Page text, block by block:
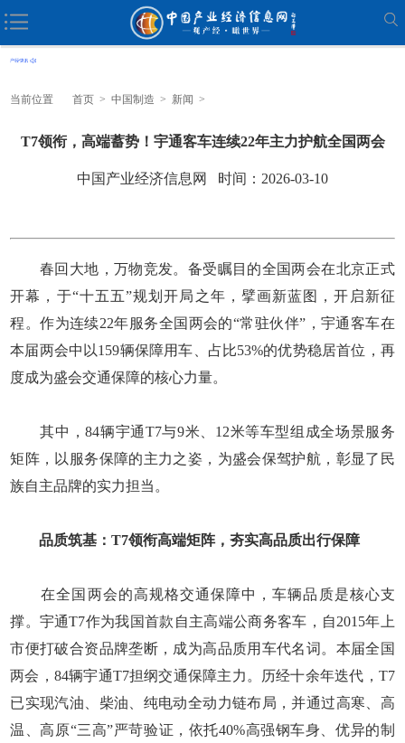
当前位置 首页 > 中国制造 > 新闻 >
T7领衔，高端蓄势！宇通客车连续22年主力护航全国两会
中国产业经济信息网 时间：2026-03-10
春回大地，万物竞发。备受瞩目的全国两会在北京正式
开幕，于“十五五”规划开局之年，擘画新蓝图，开启新征
程。作为连续22年服务全国两会的“常驻伙伴”，宇通客车在
本届两会中以159辆保障用车、占比53%的优势稳居首位，再
度成为盛会交通保障的核心力量。
其中，84辆宇通T7与9米、12米等车型组成全场景服务
矩阵，以服务保障的主力之姿，为盛会保驾护航，彰显了民
族自主品牌的实力担当。
品质筑基：T7领衔高端矩阵，夯实高品质出行保障
在全国两会的高规格交通保障中，车辆品质是核心支
撑。宇通T7作为我国首款自主高端公商务客车，自2015年上
市便打破合资品牌垄断，成为高品质用车代名词。本届全国
两会，84辆宇通T7担纲交通保障主力。历经十余年迭代，T7
已实现汽油、柴油、纯电动全动力链布局，并通过高寒、高
温、高原“三高”严苛验证，依托40%高强钢车身、优异的制